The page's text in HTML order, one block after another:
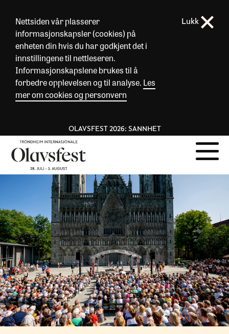
Nettsiden vår plasserer
informasjonskapsler (cookies) på
enheten din hvis du har godkjent det i
innstillingene til nettleseren.
Informasjonskapslene brukes til å
forbedre opplevelsen og til analyse. Les
mer om cookies og personvern
Lukk
OLAVSFEST 2026: SANNHET